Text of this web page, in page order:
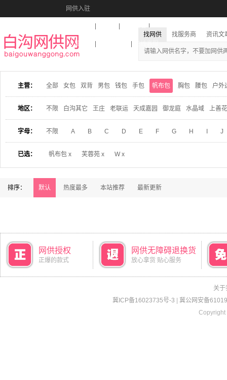
网供入驻
收藏本站
找网供 找服务商 资讯文
主营： 全部 女包 双背 男包 钱包 手包 帆布包 胸包 腰包 户外
地区： 不限 白沟其它 王庄 老联运 天成嘉园 御龙庭 水晶域 上善
字母： 不限 A B C D E F G H J
已选： 帆布包 x 芙蓉苑 x W x
排序： 默认 热度最多 本站推荐 最新更新
网供授权
正爆的款式
网供无障碍退换货
放心拿货 贴心服务
关于
冀ICP备16023735号-3
冀公网安备